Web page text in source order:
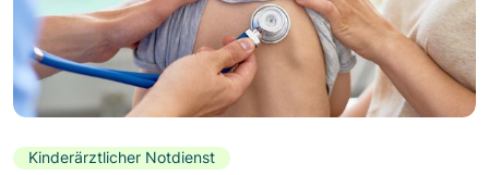
Kinderärztlicher Notdienst